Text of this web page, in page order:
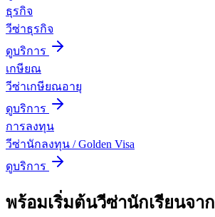
ธุรกิจ
วีซ่าธุรกิจ
ดูบริการ
เกษียณ
วีซ่าเกษียณอายุ
ดูบริการ
การลงทุน
วีซ่านักลงทุน / Golden Visa
ดูบริการ
พร้อมเริ่มต้นวีซ่านักเรียนจาก